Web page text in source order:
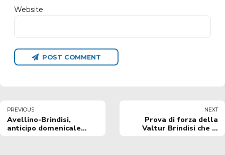
Website
POST COMMENT
PREVIOUS
Avellino-Brindisi,
anticipo domenicale
NEXT
Prova di forza della
Valtur Brindisi che si